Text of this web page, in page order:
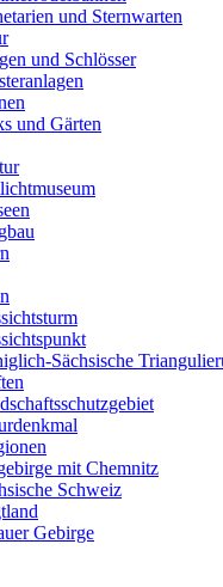
und Sternwarten
und Schlösser
und Gärten
Sächsische
mit Chemnitz
Schweiz
Gebirge